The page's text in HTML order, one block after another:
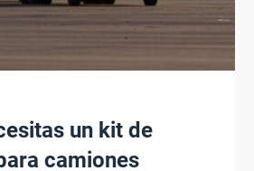
un kit de
camiones